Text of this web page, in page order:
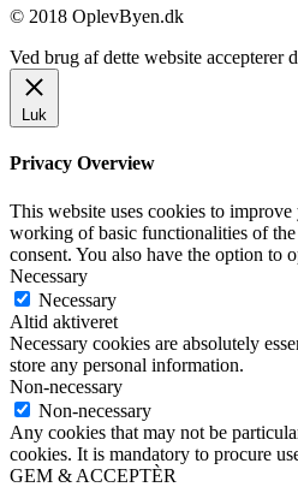
© 2018 OplevByen.dk
Ved brug af dette website accepterer
Luk
Privacy Overview
This website uses cookies to
working of basic functionalities of
consent. You also have the option to
Necessary
Necessary
Altid aktiveret
Necessary cookies are absolutely
store any personal information.
Non-necessary
Non-necessary
Any cookies that may not be
cookies. It is mandatory to procure
GEM & ACCEPTÈR